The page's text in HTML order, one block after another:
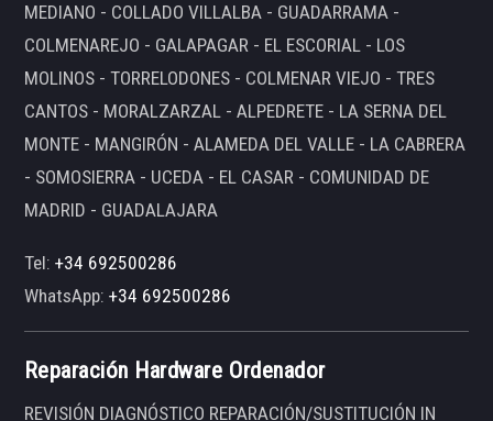
MEDIANO - COLLADO VILLALBA - GUADARRAMA -
COLMENAREJO - GALAPAGAR - EL ESCORIAL - LOS
MOLINOS - TORRELODONES - COLMENAR VIEJO - TRES
CANTOS - MORALZARZAL - ALPEDRETE - LA SERNA DEL
MONTE - MANGIRÓN - ALAMEDA DEL VALLE - LA CABRERA
- SOMOSIERRA - UCEDA - EL CASAR - COMUNIDAD DE
MADRID - GUADALAJARA
Tel:+34 692500286
WhatsApp:+34 692500286
Reparación Hardware Ordenador
REVISIÓN DIAGNÓSTICO REPARACIÓN/SUSTITUCIÓN IN